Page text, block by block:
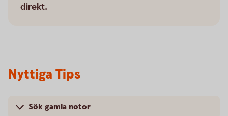
direkt.
Nyttiga Tips
Sök gamla notor